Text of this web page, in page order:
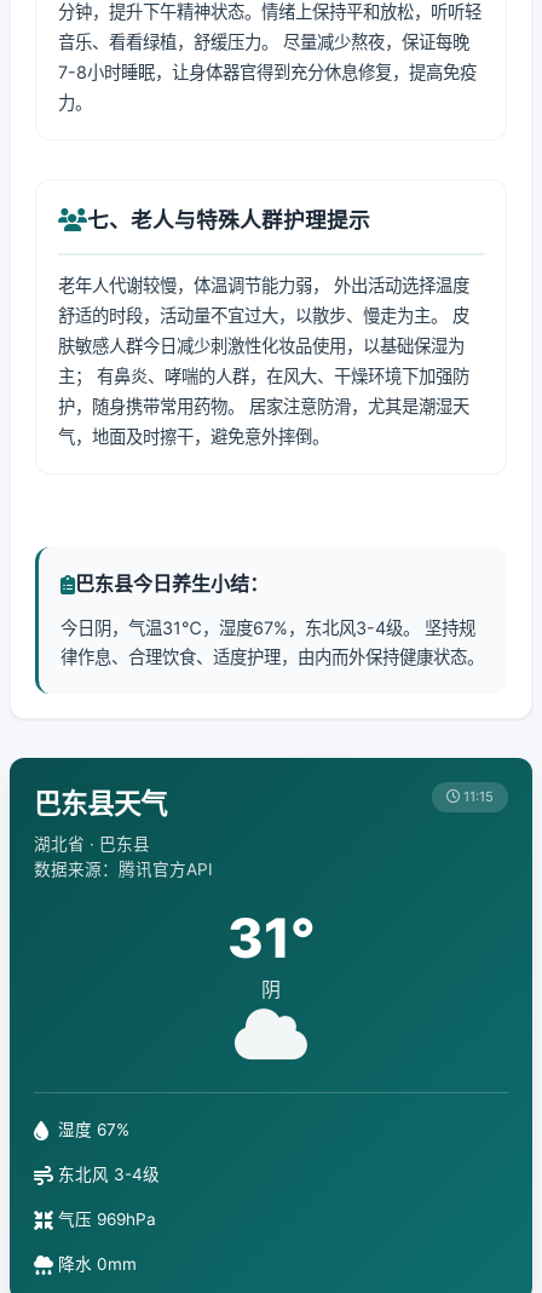
分钟，提升下午精神状态。情绪上保持平和放松，听听轻
音乐、看看绿植，舒缓压力。 尽量减少熬夜，保证每晚
7-8小时睡眠，让身体器官得到充分休息修复，提高免疫
力。
七、老人与特殊人群护理提示
老年人代谢较慢，体温调节能力弱， 外出活动选择温度
舒适的时段，活动量不宜过大，以散步、慢走为主。 皮
肤敏感人群今日减少刺激性化妆品使用，以基础保湿为
主； 有鼻炎、哮喘的人群，在风大、干燥环境下加强防
护，随身携带常用药物。 居家注意防滑，尤其是潮湿天
气，地面及时擦干，避免意外摔倒。
巴东县今日养生小结：
今日阴，气温31℃，湿度67%，东北风3-4级。 坚持规
律作息、合理饮食、适度护理，由内而外保持健康状态。
巴东县天气
湖北省 · 巴东县
数据来源：腾讯官方API
11:15
31°
阴
湿度 67%
东北风 3-4级
气压 969hPa
降水 0mm